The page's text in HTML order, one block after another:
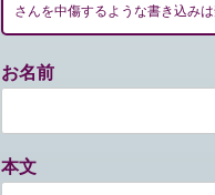
さんを中傷するような書き込みは
お名前
本文